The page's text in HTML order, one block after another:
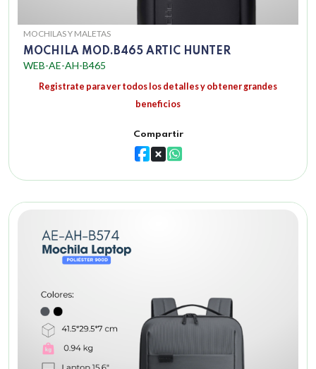
MOCHILAS Y MALETAS
MOCHILA MOD.B465 ARTIC HUNTER
WEB-AE-AH-B465
Registrate para ver todos los detalles y obtener grandes
beneficios
Compartir